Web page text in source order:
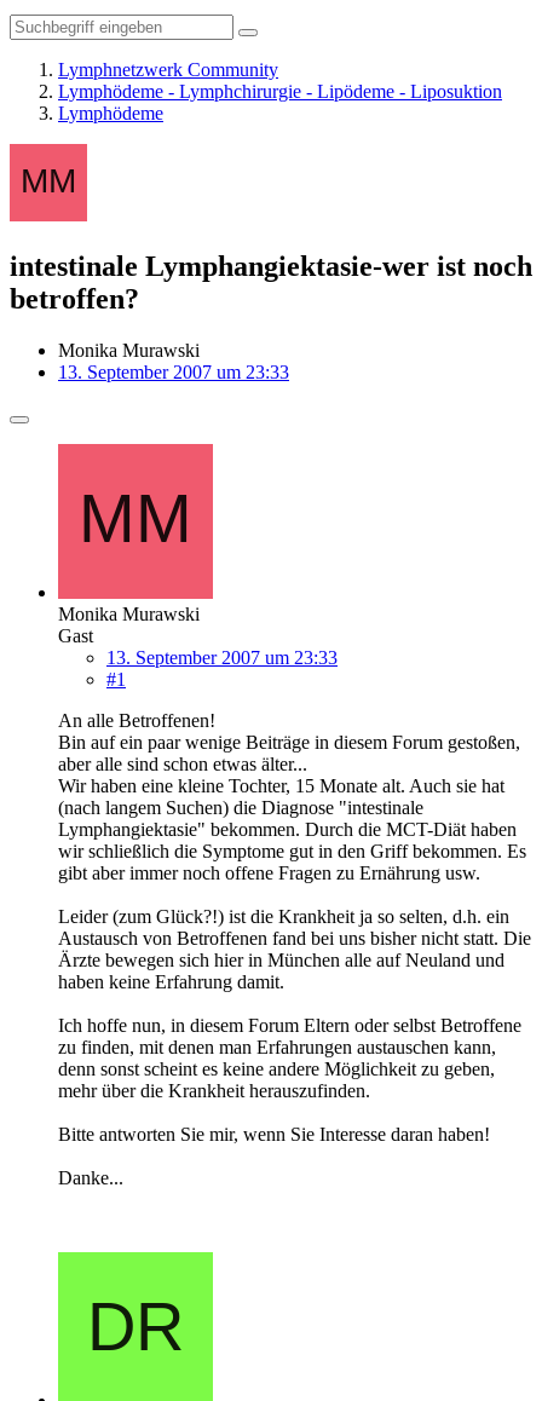
Lymphnetzwerk Community
Lymphödeme - Lymphchirurgie - Lipödeme - Liposuktion
Lymphödeme
intestinale Lymphangiektasie-wer ist noch
betroffen?
Monika Murawski
13. September 2007 um 23:33
Monika Murawski
Gast
13. September 2007 um 23:33
#1
An alle Betroffenen!
Bin auf ein paar wenige Beiträge in diesem Forum gestoßen,
aber alle sind schon etwas älter...
Wir haben eine kleine Tochter, 15 Monate alt. Auch sie hat
(nach langem Suchen) die Diagnose "intestinale
Lymphangiektasie" bekommen. Durch die MCT-Diät haben
wir schließlich die Symptome gut in den Griff bekommen. Es
gibt aber immer noch offene Fragen zu Ernährung usw.
Leider (zum Glück?!) ist die Krankheit ja so selten, d.h. ein
Austausch von Betroffenen fand bei uns bisher nicht statt. Die
Ärzte bewegen sich hier in München alle auf Neuland und
haben keine Erfahrung damit.
Ich hoffe nun, in diesem Forum Eltern oder selbst Betroffene
zu finden, mit denen man Erfahrungen austauschen kann,
denn sonst scheint es keine andere Möglichkeit zu geben,
mehr über die Krankheit herauszufinden.
Bitte antworten Sie mir, wenn Sie Interesse daran haben!
Danke...